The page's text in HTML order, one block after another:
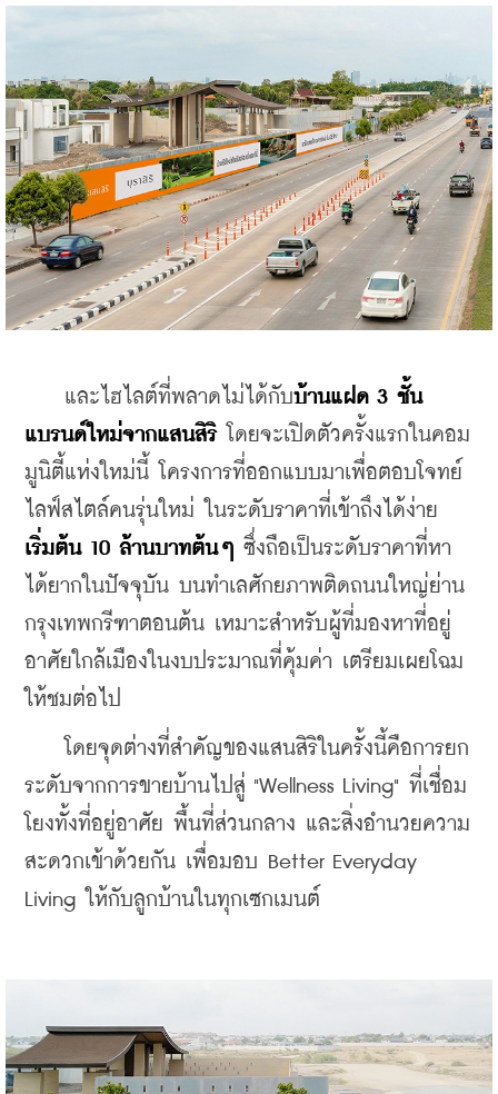
และไฮไลต์ที่พลาดไม่ได้กับบ้านแฝด 3 ชั้น
แบรนด์ใหม่จากแสนสิริ โดยจะเปิดตัวครั้งแรกในคอม
มูนิตี้แห่งใหม่นี้ โครงการที่ออกแบบมาเพื่อตอบโจทย์
เริ่มต้น 10 ล้านบาทต้นๆ ซึ่งถือเป็นระดับราคาที่หา
ได้ยากในปัจจุบัน บนทำเลศักยภาพติดถนนใหญ่ย่าน
กรุงเทพกรีฑาตอนต้น เหมาะสำหรับผู้ที่มองหาที่อยู่
อาศัยใกล้เมืองในงบประมาณที่คุ้มค่า เตรียมเผยโฉม
ให้ชมต่อไป
โดยจุดต่างที่สำคัญของแสนสิริในครั้งนี้คือการยก
ระดับจากการขายบ้านไปสู่ "Wellness Living" ที่เชื่อม
โยงทั้งที่อยู่อาศัย พื้นที่ส่วนกลาง และสิ่งอำนวยความ
สะดวกเข้าด้วยกัน เพื่อมอบ Better Everyday
Living ให้กับลูกบ้านในทุกเซกเมนต์